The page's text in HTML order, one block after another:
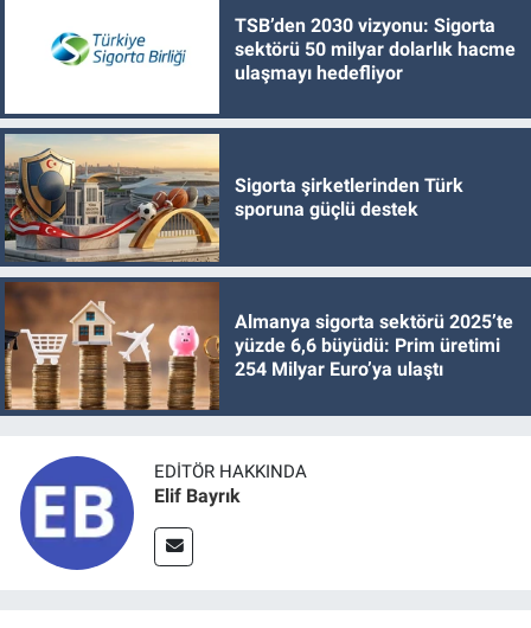
TSB’den 2030 vizyonu: Sigorta
sektörü 50 milyar dolarlık hacme
ulaşmayı hedefliyor
Sigorta şirketlerinden Türk
sporuna güçlü destek
Almanya sigorta sektörü 2025’te
yüzde 6,6 büyüdü: Prim üretimi
254 Milyar Euro’ya ulaştı
EDITÖR HAKKINDA
Elif Bayrık